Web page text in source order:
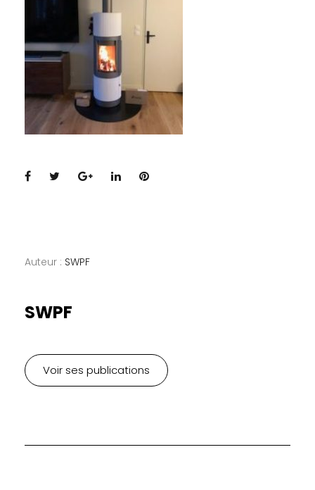
Facebook
TwitterGoogle+
LinkedInPinterest
Auteur : SWPF
SWPF
Voir ses publications